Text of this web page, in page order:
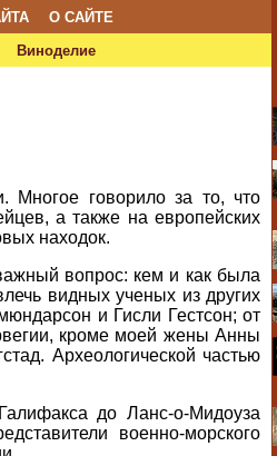
О САЙТЕ
Виноделие
Многое говорило за то, что
а также на европейских
находок.
вопрос: кем и как была
видных ученых из других
и Гисли Гестсон; от
кроме моей жены Анны
Археологической частью
до Ланс-о-Мидоуза
военно-морского